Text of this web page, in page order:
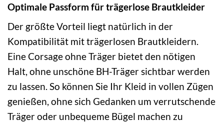
Optimale Passform für trägerlose Brautkleider
Der größte Vorteil liegt natürlich in der
Kompatibilität mit trägerlosen Brautkleidern.
Eine Corsage ohne Träger bietet den nötigen
Halt, ohne unschöne BH-Träger sichtbar werden
zu lassen. So können Sie Ihr Kleid in vollen Zügen
genießen, ohne sich Gedanken um verrutschende
Träger oder unbequeme Bügel machen zu